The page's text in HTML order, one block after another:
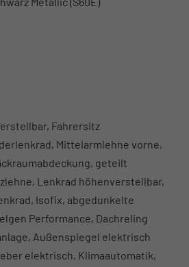
Fahrersitz
Mittelarmlehne vorne,
geteilt
Lenkrad höhenverstellbar,
Isofix, abgedunkelte
Performance, Dachreling
Außenspiegel elektrisch
elektrisch, Klimaautomatik,